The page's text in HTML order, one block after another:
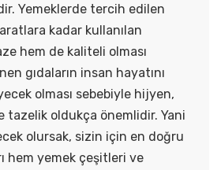
Yemeklerde tercih edilen
kadar kullanılan
hem de kaliteli olması
gıdaların insan hayatını
olması sebebiyle hijyen,
tazelik oldukça önemlidir. Yani
olursak, sizin için en doğru
hem yemek çeşitleri ve